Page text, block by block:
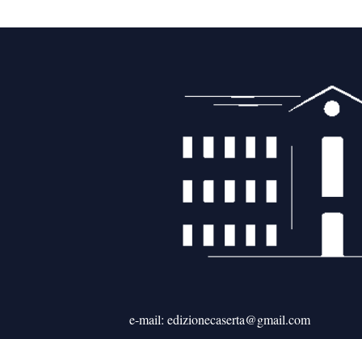
e-mail: edizionecaserta@gmail.com